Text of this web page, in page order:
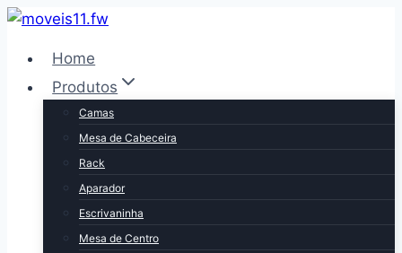
Pular
Conteúdo
Home
Produtos
Camas
Mesa de Cabeceira
Rack
Aparador
Escrivaninha
Mesa de Centro